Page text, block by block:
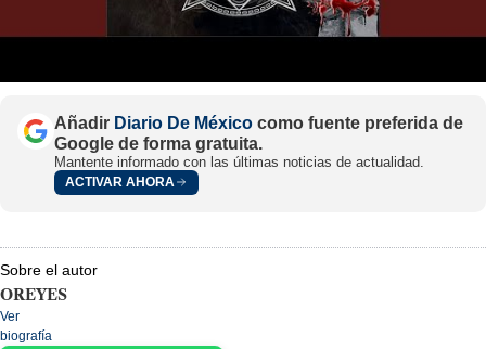
Añadir Diario De México como fuente preferida de
Google de forma gratuita.
Mantente informado con las últimas noticias de actualidad.
ACTIVAR AHORA
Sobre el autor
OREYES
Ver
biografía